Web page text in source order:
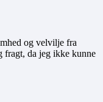
og velvilje fra
fragt, da jeg ikke kunne